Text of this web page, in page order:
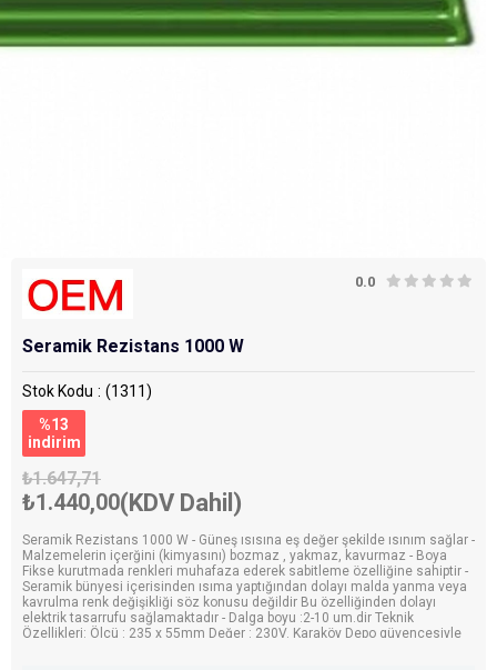
0.0
Seramik Rezistans 1000 W
Stok Kodu
(1311)
%13
i̇ndirim
₺1.647,71
₺1.440,00(KDV Dahil)
Seramik Rezistans 1000 W - Güneş ısısına eş değer şekilde ısınım sağlar -
Malzemelerin içerğini (kimyasını) bozmaz , yakmaz, kavurmaz - Boya
Fikse kurutmada renkleri muhafaza ederek sabitleme özelliğine sahiptir -
Seramik bünyesi içerisinden ısıma yaptığından dolayı malda yanma veya
kavrulma renk değişikliği söz konusu değildir Bu özelliğinden dolayı
elektrik tasarrufu sağlamaktadır - Dalga boyu :2-10 um.dir Teknik
Özellikleri: Ölçü : 235 x 55mm Değer : 230V. Karaköy Depo güvencesiyle